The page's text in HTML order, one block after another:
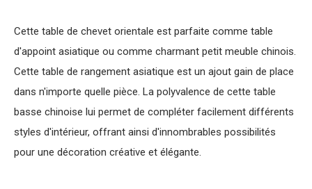
Cette table de chevet orientale est parfaite comme table
d'appoint asiatique ou comme charmant petit meuble chinois.
Cette table de rangement asiatique est un ajout gain de place
dans n'importe quelle pièce. La polyvalence de cette table
basse chinoise lui permet de compléter facilement différents
styles d'intérieur, offrant ainsi d'innombrables possibilités
pour une décoration créative et élégante.